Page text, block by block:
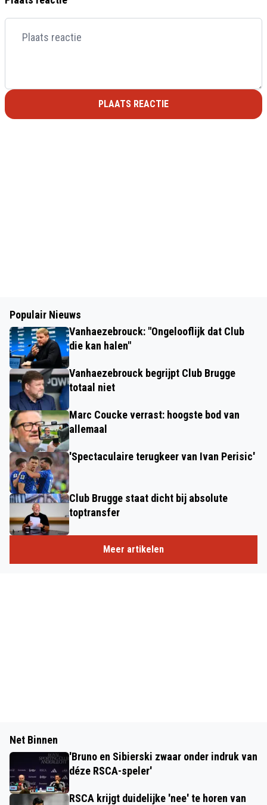
PLAATS REACTIE
Populair Nieuws
Vanhaezebrouck: "Ongelooflijk dat Club
die kan halen"
Vanhaezebrouck begrijpt Club Brugge
totaal niet
Marc Coucke verrast: hoogste bod van
allemaal
'Spectaculaire terugkeer van Ivan Perisic'
Club Brugge staat dicht bij absolute
toptransfer
Meer artikelen
Net Binnen
'Bruno en Sibierski zwaar onder indruk van
déze RSCA-speler'
RSCA krijgt duidelijke 'nee' te horen van